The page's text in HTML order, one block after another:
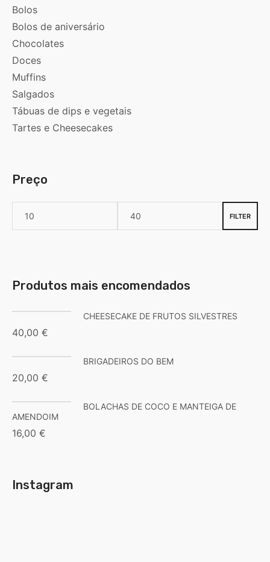
Bolos
Bolos de aniversário
Chocolates
Doces
Muffins
Salgados
Tábuas de dips e vegetais
Tartes e Cheesecakes
Preço
FILTER
Produtos mais encomendados
CHEESECAKE DE FRUTOS SILVESTRES
40,00 €
BRIGADEIROS DO BEM
20,00 €
BOLACHAS DE COCO E MANTEIGA DE
AMENDOIM
16,00 €
Instagram